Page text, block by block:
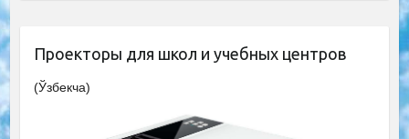
Проекторы для школ и учебных центров
(Ўзбекча)